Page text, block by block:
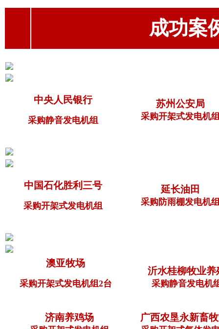
成功案例（
中央人民银行
采购静音发电机组
苏州公安局
采购开架式发电机
中国石化胜利三号
采购开架式发电机组
延长油田
采购防雨棚发电机
澳亚牧场
采购开架式发电机组2台
沂水桂柳牧业养
采购静音发电机
济南养鸡场 广西农垦永新畜牧